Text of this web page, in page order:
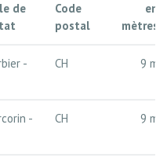
de
Code
postal
en
mètres
-
CH 9 m
-
CH 9 m